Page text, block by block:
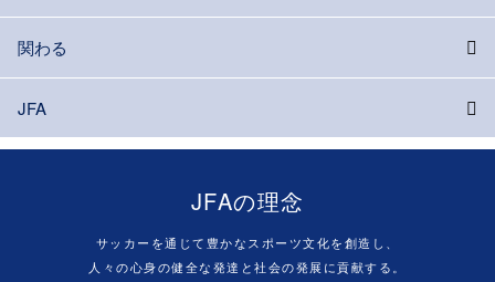
関わる
JFA
JFAの理念
サッカーを通じて豊かなスポーツ文化を創造し、
人々の心身の健全な発達と社会の発展に貢献する。